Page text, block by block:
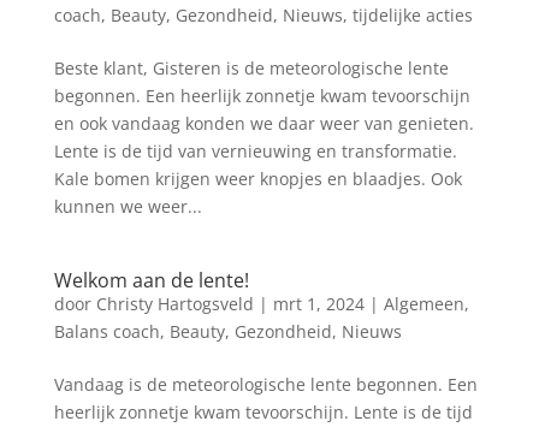
coach, Beauty, Gezondheid, Nieuws, tijdelijke acties
Beste klant, Gisteren is de meteorologische lente
begonnen. Een heerlijk zonnetje kwam tevoorschijn
en ook vandaag konden we daar weer van genieten.
Lente is de tijd van vernieuwing en transformatie.
Kale bomen krijgen weer knopjes en blaadjes. Ook
kunnen we weer...
Welkom aan de lente!
door Christy Hartogsveld | mrt 1, 2024| Algemeen,
Balans coach, Beauty, Gezondheid, Nieuws
Vandaag is de meteorologische lente begonnen. Een
heerlijk zonnetje kwam tevoorschijn. Lente is de tijd